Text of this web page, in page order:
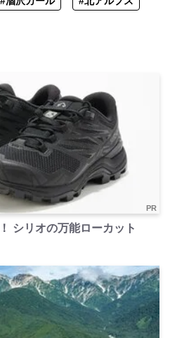
PR
シリオの万能ローカット